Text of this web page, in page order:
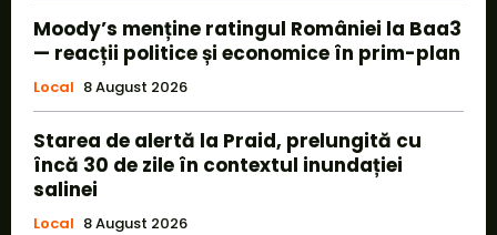
Moody’s menține ratingul României la Baa3
— reacții politice și economice în prim-plan
Local 8 August 2026
Starea de alertă la Praid, prelungită cu
încă 30 de zile în contextul inundației
salinei
Local 8 August 2026